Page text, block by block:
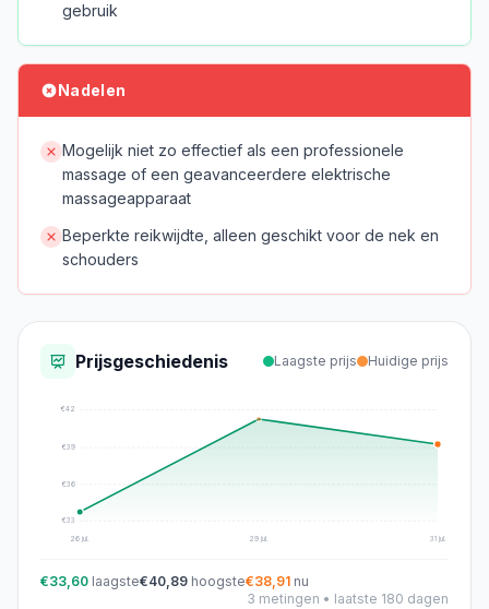
gebruik
Nadelen
Mogelijk niet zo effectief als een professionele
massage of een geavanceerdere elektrische
massageapparaat
Beperkte reikwijdte, alleen geschikt voor de nek en
schouders
Prijsgeschiedenis Laagste prijs Huidige prijs
€33
€36
€39
€42
26 jul. 29 jul. 31 jul.
€33,60 laagste€40,89 hoogste€38,91 nu
3 metingen • laatste 180 dagen